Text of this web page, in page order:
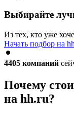
Выбирайте
Из тех, кто уже
Начать подбор на
4405 компаний
Почему
на hh.ru?